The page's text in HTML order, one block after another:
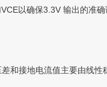
以确保3.3V 输出的准
和接地电流值主要由线性